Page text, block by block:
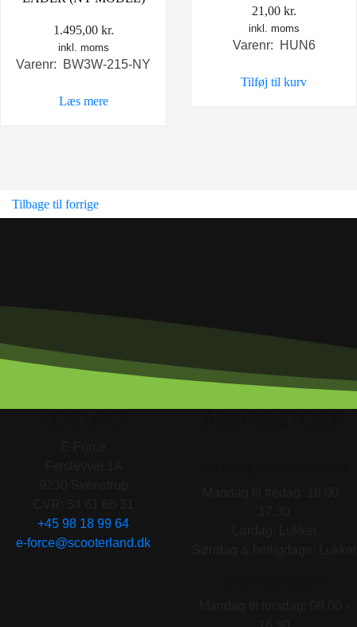
1.495,00 kr.
inkl. moms
Varenr: BW3W-215-NY
Læs mere
21,00 kr.
inkl. moms
Varenr: HUN6
Tilføj til kurv
Tilbage til forrige
+45 98 18 99 64
e-force@scooterland.dk